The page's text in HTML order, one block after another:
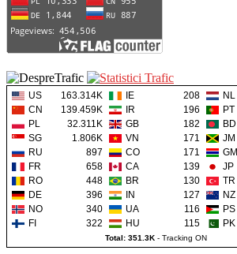
US 163.314K IE 208 NL
CN
139.459K IR 196 PT
PL
32.311K GB 182 BD
SG
1.806K VN 171 JM
RU
897 CO 171 GM
FR
658 CA 139 JP
RO
448 BR 130 TR
DE
396 IN 127 NZ
NO
340 UA 116 PS
FI
322 HU 115 PK
Total: 351.3K - Tracking ON